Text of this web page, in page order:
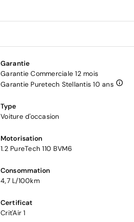
Garantie
Garantie Commerciale 12 mois
Garantie Puretech Stellantis 10 ans
Type
Voiture d'occasion
Motorisation
1.2 PureTech 110 BVM6
Consommation
4,7 L/100km
Certificat
Crit'Air 1